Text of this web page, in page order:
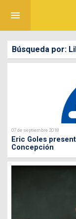
menu
Búsqueda por:
07 de septiembre 2018
Eric Goles
Concepción